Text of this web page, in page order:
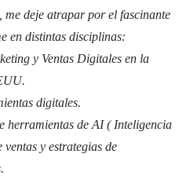
me deje atrapar por el fascinante
en distintas disciplinas:
y Ventas Digitales en la
digitales.
herramientas de AI ( Inteligencia
y estrategias de